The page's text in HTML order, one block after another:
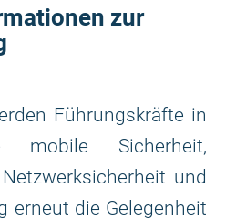
zur
Führungskräfte in
mobile Sicherheit,
und
erneut die Gelegenheit